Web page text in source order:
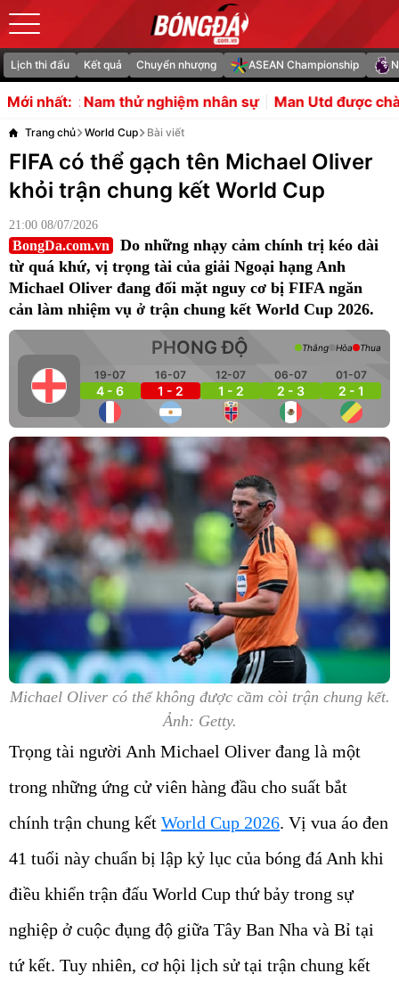
Lịch thi đấu Kết quả Chuyển nhượng ASEAN Championship
Mới nhất:nhân sự Man Utd được chào mời chiêu mộ
Trang chủ World Cup Bài viết
FIFA có thể gạch tên Michael Oliver
khỏi trận chung kết World Cup
21:00 08/07/2026
BongDa.com.vn
Do những nhạy cảm chính trị kéo dài
từ quá khứ, vị trọng tài của giải Ngoại hạng Anh
Michael Oliver đang đối mặt nguy cơ bị FIFA ngăn
cản làm nhiệm vụ ở trận chung kết World Cup 2026.
PHONG ĐỘ
19-07
4 - 6
16-07
1 - 2
12-07
1 - 2
06-07
2 - 3
01-07
2 - 1
Thắng Hòa Thua
Michael Oliver có thể không được cầm còi trận chung kết.
Ảnh: Getty.
Trọng tài người Anh Michael Oliver đang là một
trong những ứng cử viên hàng đầu cho suất bắt
chính trận chung kết World Cup 2026. Vị vua áo đen
41 tuổi này chuẩn bị lập kỷ lục của bóng đá Anh khi
điều khiển trận đấu World Cup thứ bảy trong sự
nghiệp ở cuộc đụng độ giữa Tây Ban Nha và Bỉ tại
tứ kết. Tuy nhiên, cơ hội lịch sử tại trận chung kết